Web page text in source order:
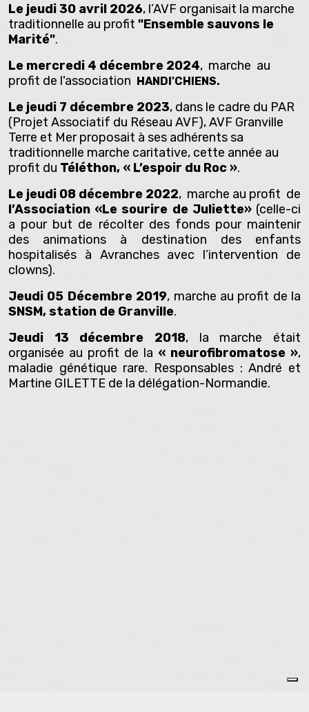
Le jeudi 30 avril 2026, l’AVF organisait la marche
traditionnelle au profit "Ensemble sauvons le
Marité".
Le mercredi 4 décembre 2024, marche au
profit de l'association HANDI'CHIENS.
Le jeudi 7 décembre 2023, dans le cadre du PAR
(Projet Associatif du Réseau AVF), AVF Granville
Terre et Mer proposait à ses adhérents sa
traditionnelle marche caritative, cette année au
profit du Téléthon, « L’espoir du Roc ».
Le jeudi 08 décembre 2022, marche au profit de
l’Association «Le sourire de Juliette»(celle-ci
a pour but de récolter des fonds pour maintenir
des animations à destination des enfants
hospitalisés à Avranches avec l’intervention de
clowns).
Jeudi 05 Décembre 2019, marche au profit de la
SNSM, station de Granville.
Jeudi 13 décembre 2018, la marche était
organisée au profit de la « neurofibromatose »,
maladie génétique rare. Responsables : André et
Martine GILETTE de la délégation-Normandie.